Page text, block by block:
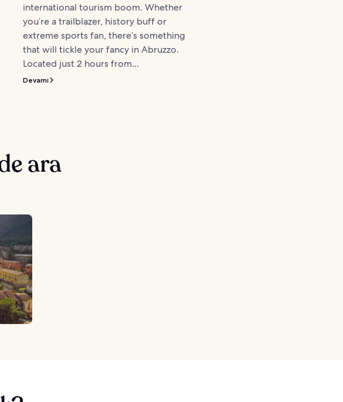
international tourism boom. Whether
you’re a trailblazer, history buff or
extreme sports fan, there’s something
that will tickle your fancy in Abruzzo.
Located just 2 hours from...
Devamı
ara